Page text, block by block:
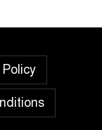
সদস্য সচিব
মতবিনিময়
দিবস উপলক্ষে